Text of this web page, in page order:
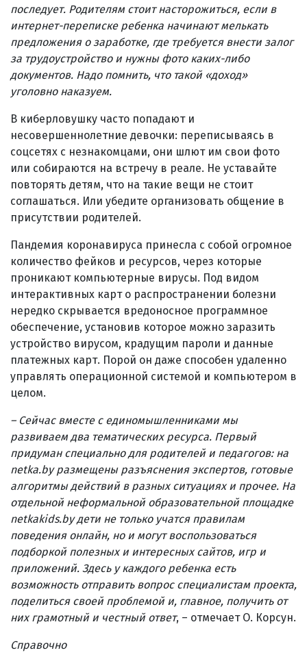
последует. Родителям стоит насторожиться, если в
интернет-переписке ребенка начинают мелькать
предложения о заработке, где требуется внести залог
за трудоустройство и нужны фото каких-либо
документов. Надо помнить, что такой «доход»
уголовно наказуем.
В киберловушку часто попадают и
несовершеннолетние девочки: переписываясь в
соцсетях с незнакомцами, они шлют им свои фото
или собираются на встречу в реале. Не уставайте
повторять детям, что на такие вещи не стоит
соглашаться. Или убедите организовать общение в
присутствии родителей.
Пандемия коронавируса принесла с собой огромное
количество фейков и ресурсов, через которые
проникают компьютерные вирусы. Под видом
интерактивных карт о распространении болезни
нередко скрывается вредоносное программное
обеспечение, установив которое можно заразить
устройство вирусом, крадущим пароли и данные
платежных карт. Порой он даже способен удаленно
управлять операционной системой и компьютером в
целом.
– Сейчас вместе с единомышленниками мы
развиваем два тематических ресурса. Первый
придуман специально для родителей и педагогов: на
netka.by размещены разъяснения экспертов, готовые
алгоритмы действий в разных ситуациях и прочее. На
отдельной неформальной образовательной площадке
netkakids.by дети не только учатся правилам
поведения онлайн, но и могут воспользоваться
подборкой полезных и интересных сайтов, игр и
приложений. Здесь у каждого ребенка есть
возможность отправить вопрос специалистам проекта,
поделиться своей проблемой и, главное, получить от
них грамотный и честный ответ, – отмечает О. Корсун.
Справочно